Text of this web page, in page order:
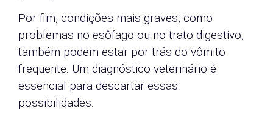
Por fim, condições mais graves, como
problemas no esôfago ou no trato digestivo,
também podem estar por trás do vômito
frequente. Um diagnóstico veterinário é
essencial para descartar essas
possibilidades.